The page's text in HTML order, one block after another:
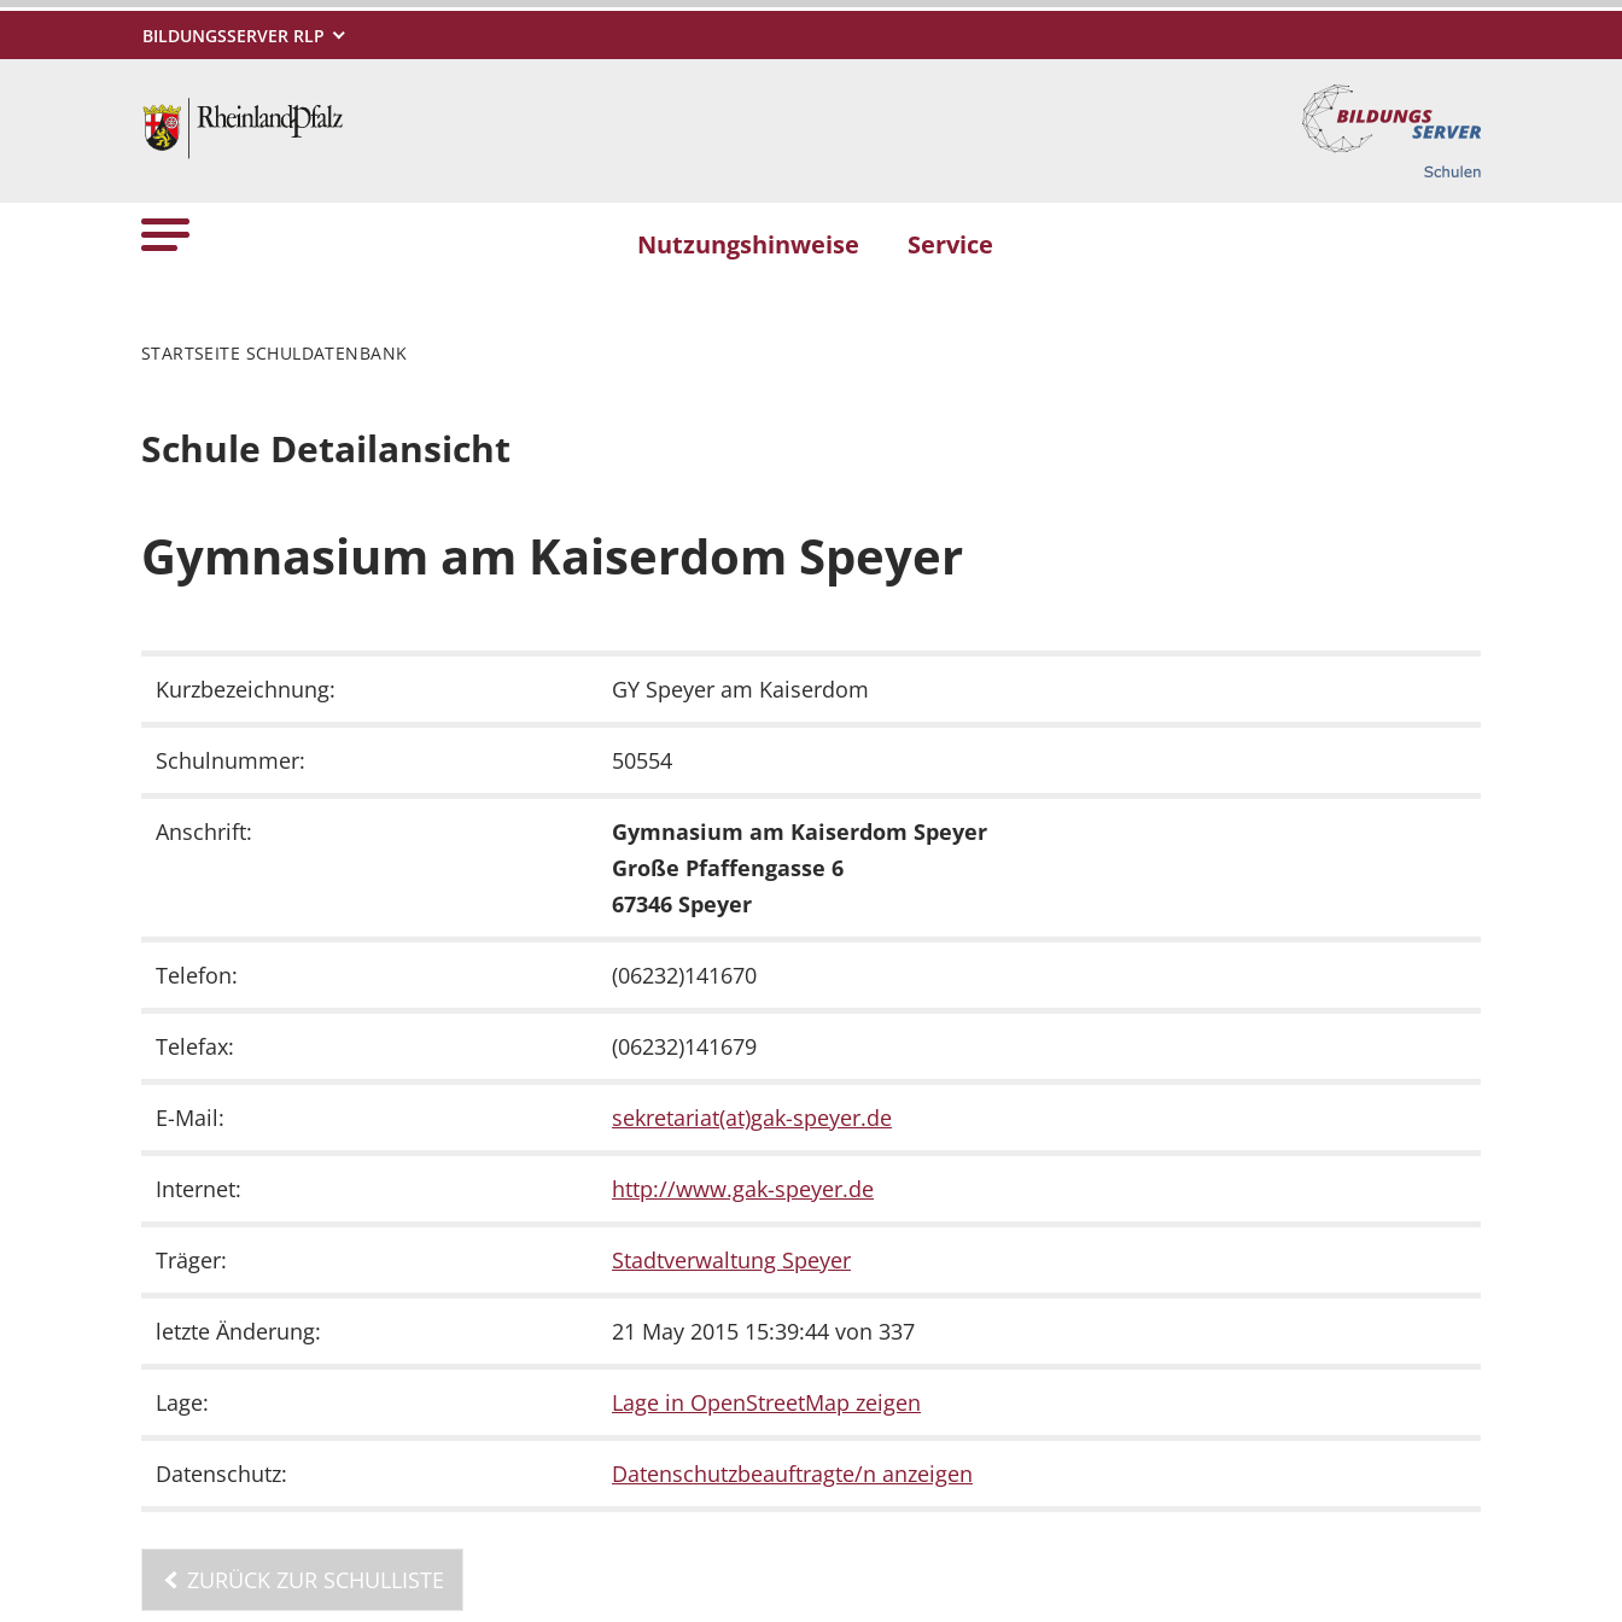
BILDUNGSSERVER RLP
Nutzungshinweise Service
STARTSEITE SCHULDATENBANK
Schule Detailansicht
Gymnasium am Kaiserdom Speyer
Kurzbezeichnung: GY Speyer am Kaiserdom
Schulnummer: 50554
Anschrift:
Gymnasium am Kaiserdom Speyer
Große Pfaffengasse 6
67346 Speyer
Telefon: (06232)141670
Telefax: (06232)141679
E-Mail: sekretariat(at)gak-speyer.de
Internet: http://www.gak-speyer.de
Träger: Stadtverwaltung Speyer
letzte Änderung: 21 May 2015 15:39:44 von 337
Lage: Lage in OpenStreetMap zeigen
Datenschutz: Datenschutzbeauftragte/n anzeigen
ZURÜCK ZUR SCHULLISTE